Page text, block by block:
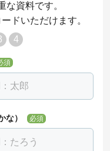
な資料です。
ドいただけます。
4
須
な） 必須